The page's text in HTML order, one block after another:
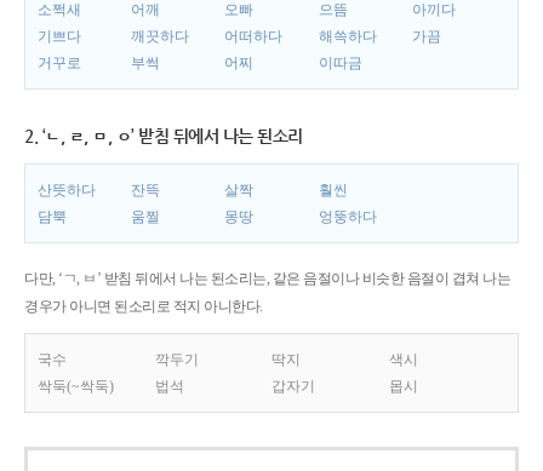
소쩍새 어깨 오빠 으뜸
아끼다
기쁘다
깨끗하다 어떠하다 해쓱하다
가끔
거꾸로
부썩 어찌 이따금
2. ‘ㄴ, ㄹ, ㅁ, ㅇ’ 받침 뒤에서 나는 된소리
산뜻하다 잔뜩 살짝
훨씬
담뿍
움찔 몽땅 엉뚱하다
다만, ‘ㄱ, ㅂ’ 받침 뒤에서 나는 된소리는, 같은 음절이나 비슷한 음절이 겹쳐 나는
경우가 아니면 된소리로 적지 아니한다.
국수 깍두기 딱지
색시
싹둑(~싹둑)
법석 갑자기 몹시